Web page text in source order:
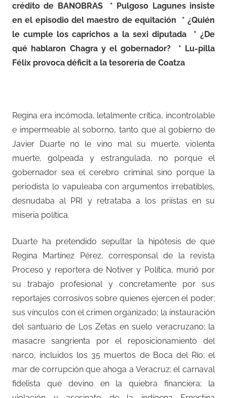
crédito de BANOBRAS * Pulgoso Lagunes insiste
en el episodio del maestro de equitación * ¿Quién
le cumple los caprichos a la sexi diputada * ¿De
qué hablaron Chagra y el gobernador? * Lu-pilla
Félix provoca déficit a la tesorería de Coatza
Regina era incómoda, letalmente crítica, incontrolable
e impermeable al soborno, tanto que al gobierno de
Javier Duarte no le vino mal su muerte, violenta
muerte, golpeada y estrangulada, no porque el
gobernador sea el cerebro criminal sino porque la
periodista lo vapuleaba con argumentos irrebatibles,
desnudaba al PRI y retrataba a los priístas en su
miseria política.
Duarte ha pretendido sepultar la hipótesis de que
Regina Martínez Pérez, corresponsal de la revista
Proceso y reportera de Notiver y Política, murió por
su trabajo profesional y concretamente por sus
reportajes corrosivos sobre quienes ejercen el poder;
sus vínculos con el crimen organizado; la instauración
del santuario de Los Zetas en suelo veracruzano; la
masacre sangrienta por el reposicionamiento del
narco, incluidos los 35 muertos de Boca del Río; el
mar de corrupción que ahoga a Veracruz; el carnaval
fidelista que devino en la quiebra financiera; la